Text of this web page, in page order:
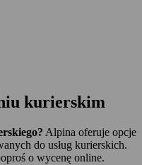
kurierskim
Alpina oferuje opcje
do usług kurierskich.
o wycenę online.